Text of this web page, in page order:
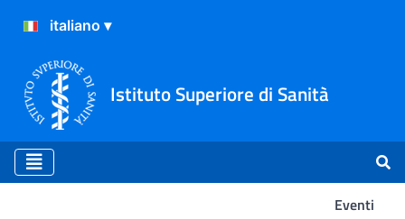
Istituto Superiore di Sanità
Eventi